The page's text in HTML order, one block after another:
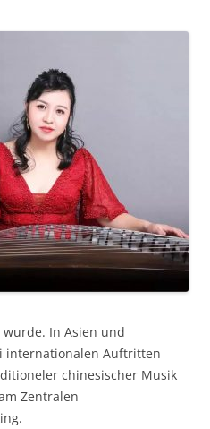
wurde. In Asien und
internationalen Auftritten
chinesischer Musik
Zentralen